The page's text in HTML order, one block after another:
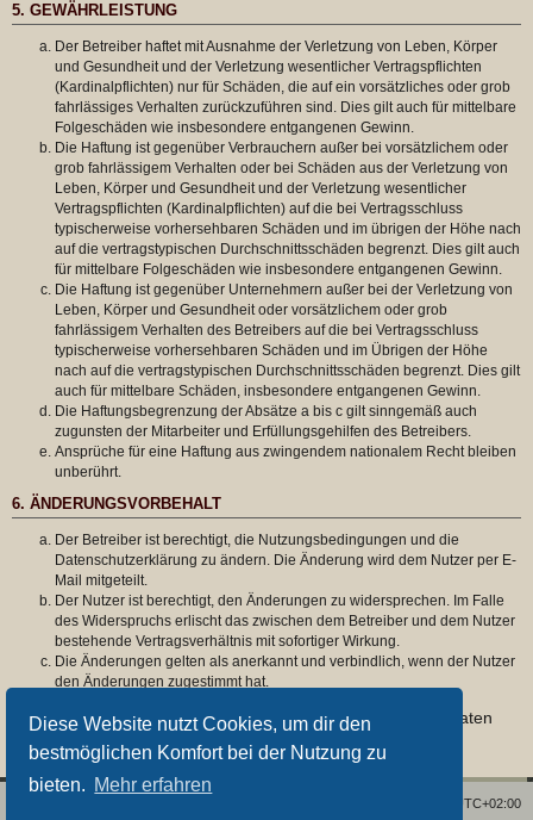
Diese Website nutzt Cookies, um dir den
bestmöglichen Komfort bei der Nutzung zu
bieten. Mehr erfahren
5. GEWÄHRLEISTUNG
Der Betreiber haftet mit Ausnahme der Verletzung von Leben, Körper
und Gesundheit und der Verletzung wesentlicher Vertragspflichten
(Kardinalpflichten) nur für Schäden, die auf ein vorsätzliches oder grob
fahrlässiges Verhalten zurückzuführen sind. Dies gilt auch für mittelbare
Folgeschäden wie insbesondere entgangenen Gewinn.
Die Haftung ist gegenüber Verbrauchern außer bei vorsätzlichem oder
grob fahrlässigem Verhalten oder bei Schäden aus der Verletzung von
Leben, Körper und Gesundheit und der Verletzung wesentlicher
Vertragspflichten (Kardinalpflichten) auf die bei Vertragsschluss
typischerweise vorhersehbaren Schäden und im übrigen der Höhe nach
auf die vertragstypischen Durchschnittsschäden begrenzt. Dies gilt auch
für mittelbare Folgeschäden wie insbesondere entgangenen Gewinn.
Die Haftung ist gegenüber Unternehmern außer bei der Verletzung von
Leben, Körper und Gesundheit oder vorsätzlichem oder grob
fahrlässigem Verhalten des Betreibers auf die bei Vertragsschluss
typischerweise vorhersehbaren Schäden und im Übrigen der Höhe
nach auf die vertragstypischen Durchschnittsschäden begrenzt. Dies gilt
auch für mittelbare Schäden, insbesondere entgangenen Gewinn.
Die Haftungsbegrenzung der Absätze a bis c gilt sinngemäß auch
zugunsten der Mitarbeiter und Erfüllungsgehilfen des Betreibers.
Ansprüche für eine Haftung aus zwingendem nationalem Recht bleiben
unberührt.
6. ÄNDERUNGSVORBEHALT
Der Betreiber ist berechtigt, die Nutzungsbedingungen und die
Datenschutzerklärung zu ändern. Die Änderung wird dem Nutzer per E-
Mail mitgeteilt.
Der Nutzer ist berechtigt, den Änderungen zu widersprechen. Im Falle
des Widerspruchs erlischt das zwischen dem Betreiber und dem Nutzer
bestehende Vertragsverhältnis mit sofortiger Wirkung.
Die Änderungen gelten als anerkannt und verbindlich, wenn der Nutzer
den Änderungen zugestimmt hat.
Informationen über den Umgang mit deinen persönlichen Daten
sind in der Datenschutzerklärung enthalten.
UTC+02:00